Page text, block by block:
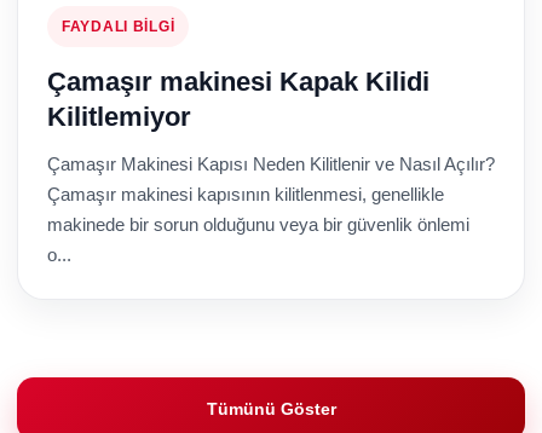
FAYDALI BILGI
Çamaşır makinesi Kapak Kilidi
Kilitlemiyor
Çamaşır Makinesi Kapısı Neden Kilitlenir ve Nasıl Açılır?
Çamaşır makinesi kapısının kilitlenmesi, genellikle
makinede bir sorun olduğunu veya bir güvenlik önlemi
o...
Tümünü Göster